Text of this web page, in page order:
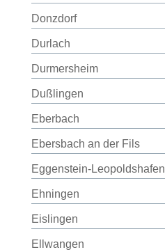
Donzdorf
Durlach
Durmersheim
Dußlingen
Eberbach
Ebersbach an der Fils
Eggenstein-Leopoldshafen
Ehningen
Eislingen
Ellwangen